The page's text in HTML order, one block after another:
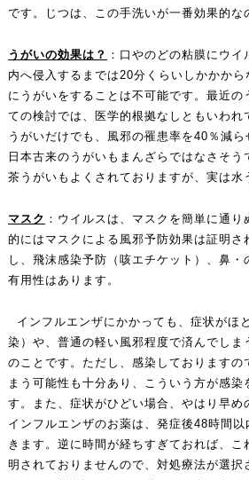
です。じつは、この手洗いが一番効果的な
うがいの効果は？ ：口やのどの粘膜にウ
内へ侵入するまでは20分くらいしかかから
にうがいをすることは不可能です。最近の
ての検討では、医学的根拠なしともいわれ
うがいだけでも、風邪の罹患率を40％減ら
日本古来のうがいもまんざらではなさそう
茶うがいもよくされておりますが、実は水
マスク ：ウイルスは、マスクを簡単に通
的にはマスクによる風邪予防効果は証明さ
し、飛沫感染予防（咳エチケット）、鼻・
有用性はあります。
インフルエンザにかかっても、症状がほ
染）や、普通の軽い風邪程度で済んでしま
のことです。ただし、感染しておりますの
まう可能性も十分あり、こういう方が感染
す。また、症状がひどい場合、やはり早め
インフルエンザのお薬は、発症後48時間
きます。逆に時間が経ちすぎておれば、こ
明されておりませんので、対処療法が選択